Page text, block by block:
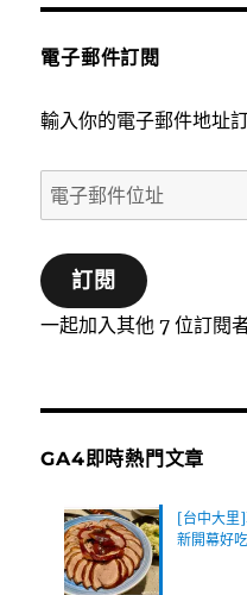
電子郵件訂閱
輸入你的電子郵件地址
電
子
郵
件
位
訂閱
一起加入其他 7 位訂閱
GA4即時熱門文章
[台中大里
新開幕好